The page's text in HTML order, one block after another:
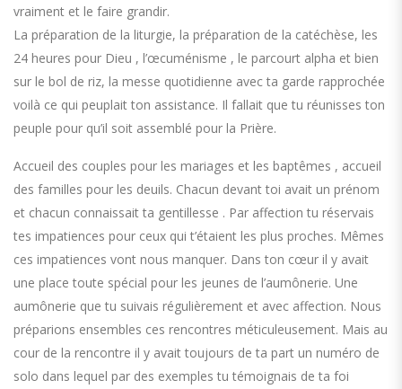
vraiment et le faire grandir.
La préparation de la liturgie, la préparation de la catéchèse, les
24 heures pour Dieu , l’œcuménisme , le parcourt alpha et bien
sur le bol de riz, la messe quotidienne avec ta garde rapprochée
voilà ce qui peuplait ton assistance. Il fallait que tu réunisses ton
peuple pour qu’il soit assemblé pour la Prière.
Accueil des couples pour les mariages et les baptêmes , accueil
des familles pour les deuils. Chacun devant toi avait un prénom
et chacun connaissait ta gentillesse . Par affection tu réservais
tes impatiences pour ceux qui t’étaient les plus proches. Mêmes
ces impatiences vont nous manquer. Dans ton cœur il y avait
une place toute spécial pour les jeunes de l’aumônerie. Une
aumônerie que tu suivais régulièrement et avec affection. Nous
préparions ensembles ces rencontres méticuleusement. Mais au
cour de la rencontre il y avait toujours de ta part un numéro de
solo dans lequel par des exemples tu témoignais de ta foi